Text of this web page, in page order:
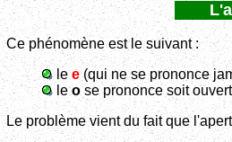
Ce phénomène est le suivant :
lee(qui ne se prononce
leose prononce soit
Le problème vient du fait que